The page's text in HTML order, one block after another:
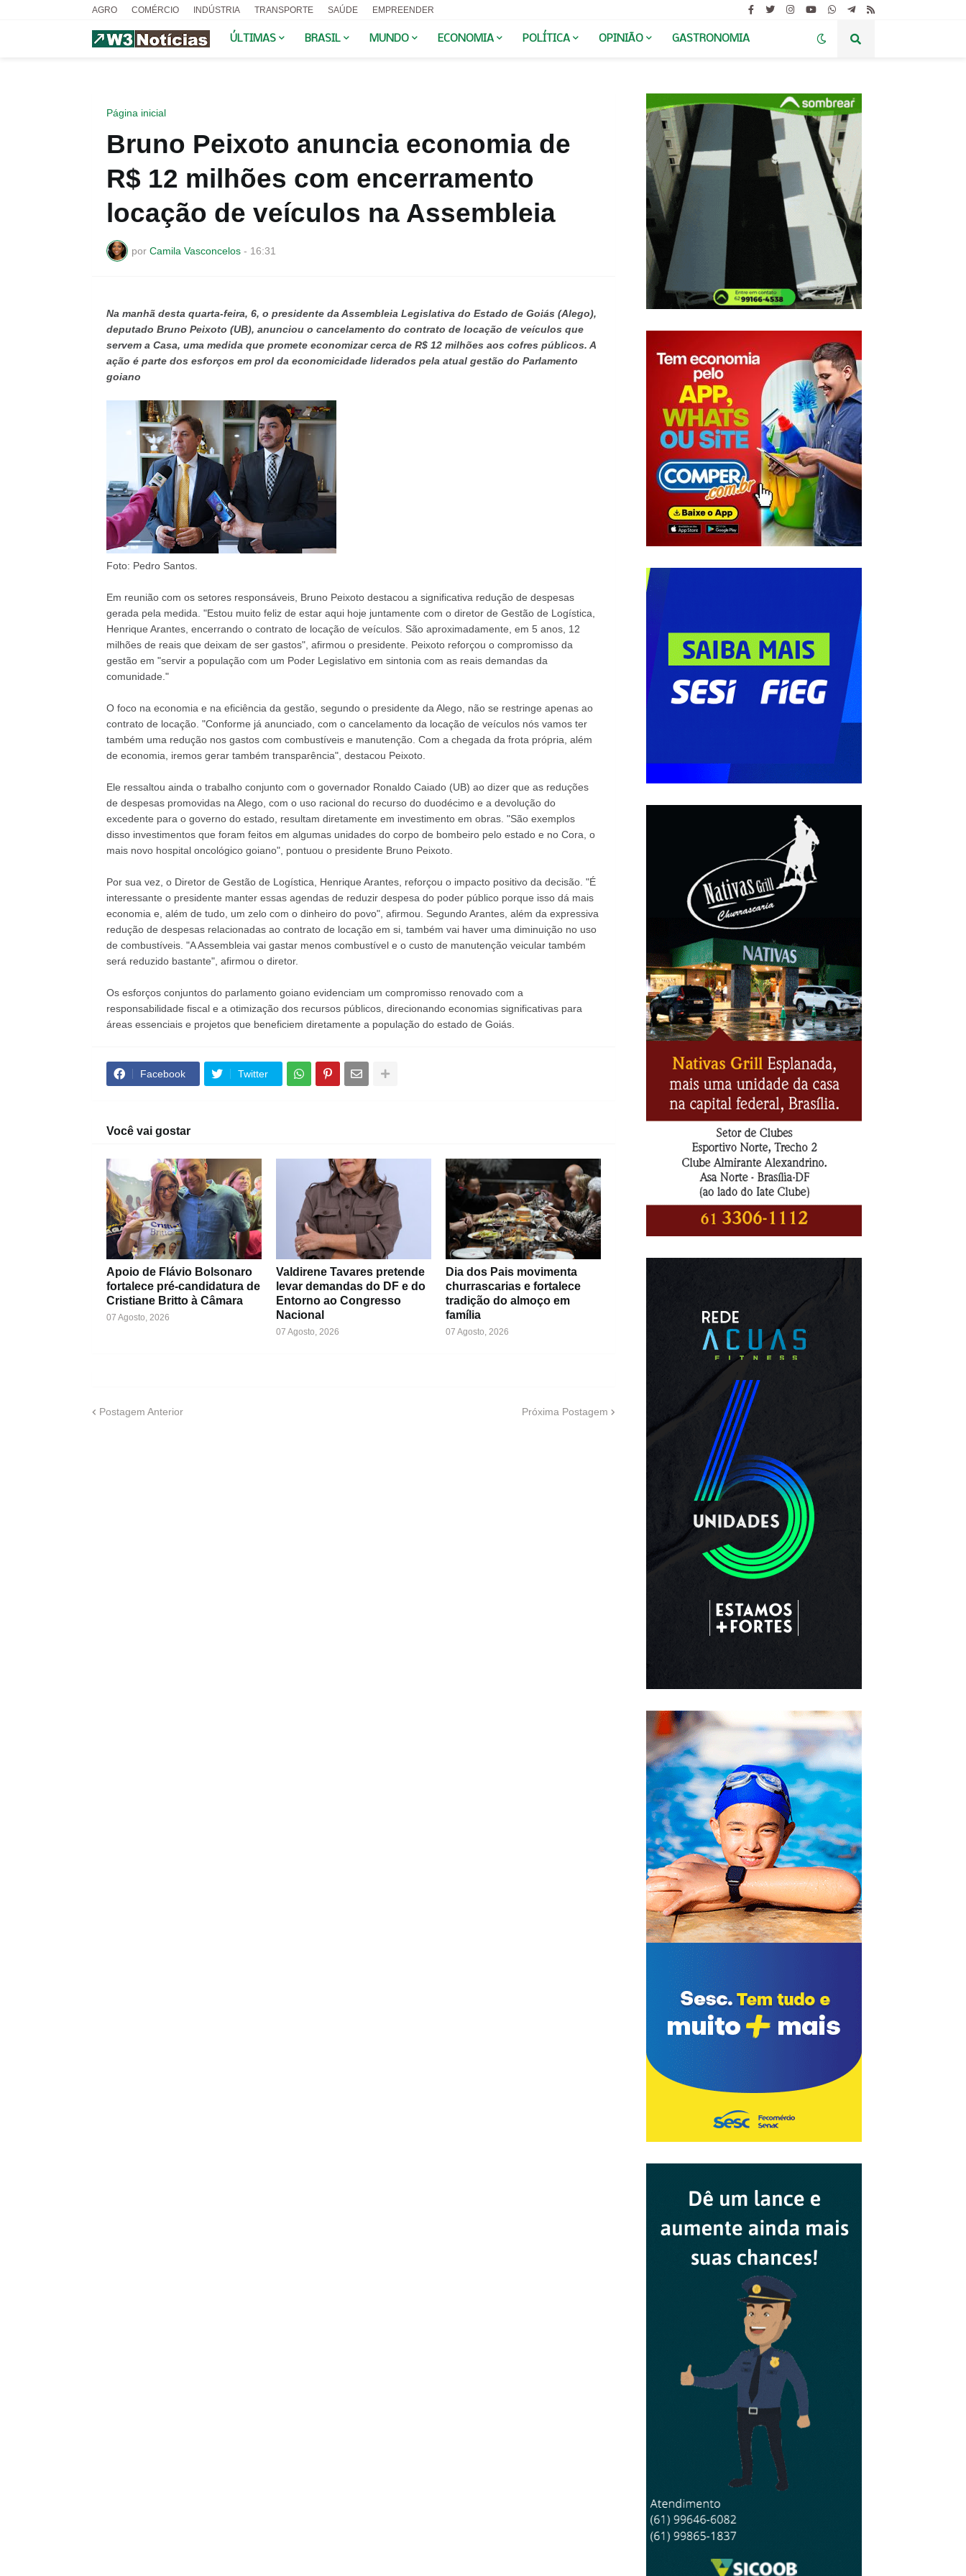
AGRO COMÉRCIO INDÚSTRIA TRANSPORTE SAÚDE EMPREENDER
ÚLTIMAS BRASIL MUNDO ECONOMIA POLÍTICA OPINIÃO GASTRONOMIA
Página inicial
Bruno Peixoto anuncia economia de
R$ 12 milhões com encerramento
locação de veículos na Assembleia
por Camila Vasconcelos - 16:31
Na manhã desta quarta-feira, 6, o presidente da Assembleia Legislativa do Estado de Goiás (Alego),
deputado Bruno Peixoto (UB), anunciou o cancelamento do contrato de locação de veículos que
servem a Casa, uma medida que promete economizar cerca de R$ 12 milhões aos cofres públicos. A
ação é parte dos esforços em prol da economicidade liderados pela atual gestão do Parlamento
goiano
Foto: Pedro Santos.
Em reunião com os setores responsáveis, Bruno Peixoto destacou a significativa redução de despesas
gerada pela medida. "Estou muito feliz de estar aqui hoje juntamente com o diretor de Gestão de Logística,
Henrique Arantes, encerrando o contrato de locação de veículos. São aproximadamente, em 5 anos, 12
milhões de reais que deixam de ser gastos", afirmou o presidente. Peixoto reforçou o compromisso da
gestão em "servir a população com um Poder Legislativo em sintonia com as reais demandas da
comunidade."
O foco na economia e na eficiência da gestão, segundo o presidente da Alego, não se restringe apenas ao
contrato de locação. "Conforme já anunciado, com o cancelamento da locação de veículos nós vamos ter
também uma redução nos gastos com combustíveis e manutenção. Com a chegada da frota própria, além
de economia, iremos gerar também transparência", destacou Peixoto.
Ele ressaltou ainda o trabalho conjunto com o governador Ronaldo Caiado (UB) ao dizer que as reduções
de despesas promovidas na Alego, com o uso racional do recurso do duodécimo e a devolução do
excedente para o governo do estado, resultam diretamente em investimento em obras. "São exemplos
disso investimentos que foram feitos em algumas unidades do corpo de bombeiro pelo estado e no Cora, o
mais novo hospital oncológico goiano", pontuou o presidente Bruno Peixoto.
Por sua vez, o Diretor de Gestão de Logística, Henrique Arantes, reforçou o impacto positivo da decisão. "É
interessante o presidente manter essas agendas de reduzir despesa do poder público porque isso dá mais
economia e, além de tudo, um zelo com o dinheiro do povo", afirmou. Segundo Arantes, além da expressiva
redução de despesas relacionadas ao contrato de locação em si, também vai haver uma diminuição no uso
de combustíveis. "A Assembleia vai gastar menos combustível e o custo de manutenção veicular também
será reduzido bastante", afirmou o diretor.
Os esforços conjuntos do parlamento goiano evidenciam um compromisso renovado com a
responsabilidade fiscal e a otimização dos recursos públicos, direcionando economias significativas para
áreas essenciais e projetos que beneficiem diretamente a população do estado de Goiás.
Facebook Twitter
Você vai gostar
Apoio de Flávio Bolsonaro
fortalece pré-candidatura de
Cristiane Britto à Câmara
07 Agosto, 2026
Valdirene Tavares pretende
levar demandas do DF e do
Entorno ao Congresso
Nacional
07 Agosto, 2026
Dia dos Pais movimenta
churrascarias e fortalece
tradição do almoço em
família
07 Agosto, 2026
Postagem Anterior Próxima Postagem